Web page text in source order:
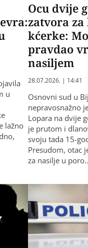
u
lažno
Ocu dvije
zatvora
kćerke:
pravdao
nasiljem
28.07.2026. | 14:41
Osnovni sud u
nepravosnažno
Lopara na dvije
je prutom i
svoju tada 15-
Presudom, otac
za nasilje u